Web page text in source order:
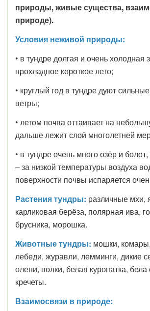
природы, живые существа,
природе).
Условия неживой природы:
• в тундре долгая и очень холодная
прохладное короткое лето;
• круглый год в тундре дуют
ветры;
• летом почва оттаивает на
дальше лежит слой многолетней
• в тундре очень много озёр и
– за низкой температуры воздуха
поверхности почвы испаряется
Растения тундры: различные мхи,
карликовая берёза, полярная ива,
брусника, морошка.
Животные тундры: мошки, комары,
лебеди, журавли, лемминги, дикие
олени, волки, белая куропатка,
кречеты.
Взаимосвязи в природе: